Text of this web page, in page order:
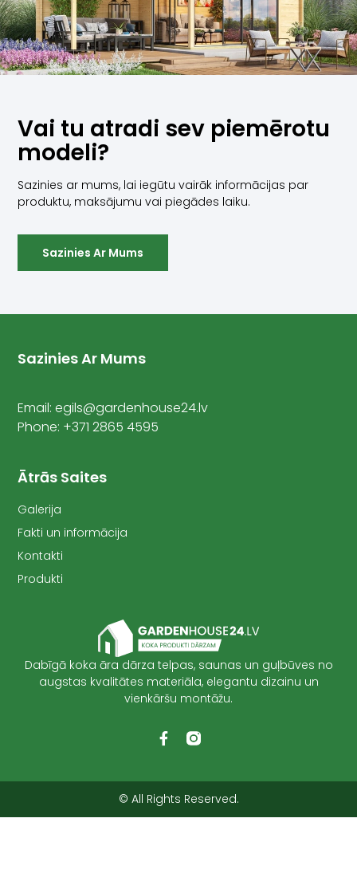
Vai tu atradi sev piemērotu
modeli?
Sazinies ar mums, lai iegūtu vairāk informācijas par
produktu, maksājumu vai piegādes laiku.
Sazinies Ar Mums
Dabīgā koka āra dārza telpas, saunas un guļbūves no
augstas kvalitātes materiāla, elegantu dizainu un
vienkāršu montāžu.
Ātrās Saites
Galerija
Fakti un informācija
Kontakti
Produkti
Sazinies Ar Mums
Email: egils@gardenhouse24.lv
Phone: +371 2865 4595
© All Rights Reserved.